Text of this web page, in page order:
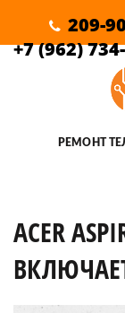
209-
+7 (962)
РЕМОНТ
ACER